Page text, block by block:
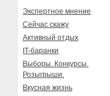
Экспертное мнение
Сейчас скажу
Активный отдых
IT-баранки
Выборы. Конкурсы.
Розыгрыши.
Вкусная жизнь